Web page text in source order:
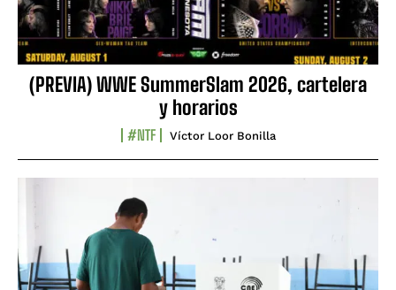
(PREVIA) WWE SummerSlam 2026, cartelera
y horarios
#NTF Víctor Loor Bonilla